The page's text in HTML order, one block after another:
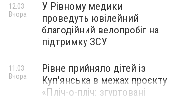
У Рівному медики
проведуть ювілейний
благодійний велопробіг на
підтримку ЗСУ
12:03
Вчора
Рівне прийняло дітей із
Куп'янська в межах проєкту
«Пліч-о-пліч: згуртовані
11:03
Вчора